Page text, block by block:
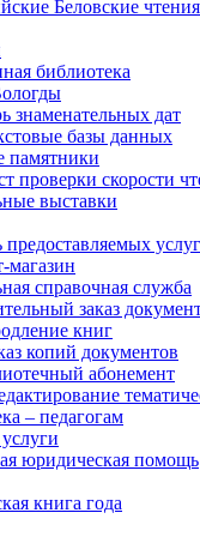
Беловские
библиотека
знаменательных дат
базы данных
проверки скорости
выставки
предоставляемых услуг
магазин
справочная служба
заказ
книг
копий документов
абонемент
– педагогам
юридическая помощь
книга года